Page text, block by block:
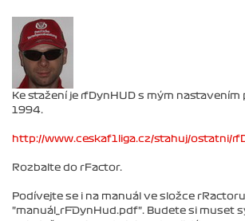
Ke stažení je rfDynHUD s mým nastavením
1994.
http://www.ceskaf1liga.cz/stahuj/ostatni/
Rozbalte do rFactor.
Podívejte se i na manuál ve složce rRactoru
"manuál_rFDynHud.pdf". Budete si muset